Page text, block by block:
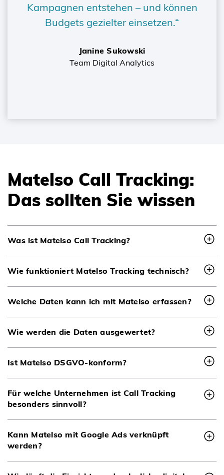
Kampagnen entstehen – und können
Budgets gezielter einsetzen.“
Janine Sukowski
Team Digital Analytics
Matelso Call Tracking:
Das sollten Sie wissen
Was ist Matelso Call Tracking?
Wie funktioniert Matelso Tracking technisch?
Welche Daten kann ich mit Matelso erfassen?
Wie werden die Daten ausgewertet?
Ist Matelso DSGVO-konform?
Für welche Unternehmen ist Call Tracking
besonders sinnvoll?
Kann Matelso mit Google Ads verknüpft
werden?